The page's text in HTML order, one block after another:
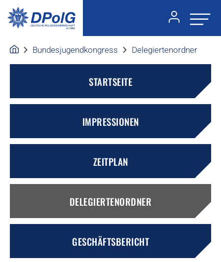
Bundesjugendkongress Delegiertenordner
STARTSEITE
IMPRESSIONEN
ZEITPLAN
DELEGIERTENORDNER
GESCHÄFTSBERICHT